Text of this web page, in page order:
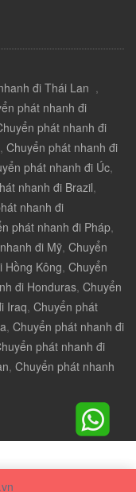
đi Thái Lan ,
phát nhanh đi
phát nhanh đi
, Chuyển phát nhanh đi
phát nhanh đi Úc,
nhanh đi Brazil,
nhanh đi
phát nhanh đi Pháp,
đi Mỹ, Chuyển
Hồng Kông, Chuyển
đi Honduras, Chuyển
Iraq, Chuyển phát
, Chuyển phát nhanh đi
phát nhanh đi
, Chuyển phát nhanh